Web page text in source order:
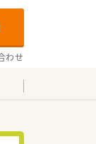
わせ